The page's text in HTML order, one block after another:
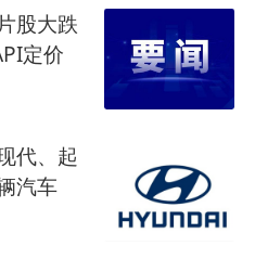
股大跌
定价
代、起
汽车